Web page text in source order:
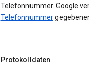
Telefonnummer. Google
Telefonnummer
Protokolldaten